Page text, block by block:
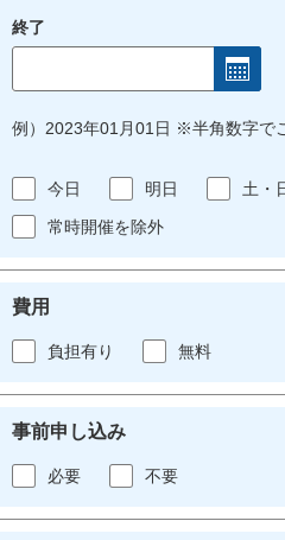
終了
例）2023年01月01日 ※半角数字で
今日 明日
土・
常時開催を除外
費用
負担有り 無料
事前申し込み
必要 不要